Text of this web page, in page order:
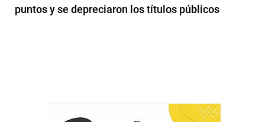
puntos y se depreciaron los títulos públicos